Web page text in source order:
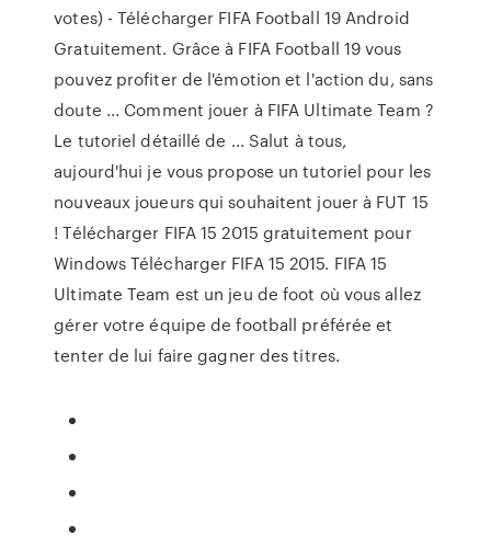
votes) - Télécharger FIFA Football 19 Android
Gratuitement. Grâce à FIFA Football 19 vous
pouvez profiter de l'émotion et l'action du, sans
doute ... Comment jouer à FIFA Ultimate Team ?
Le tutoriel détaillé de ... Salut à tous,
aujourd'hui je vous propose un tutoriel pour les
nouveaux joueurs qui souhaitent jouer à FUT 15
! Télécharger FIFA 15 2015 gratuitement pour
Windows Télécharger FIFA 15 2015. FIFA 15
Ultimate Team est un jeu de foot où vous allez
gérer votre équipe de football préférée et
tenter de lui faire gagner des titres.